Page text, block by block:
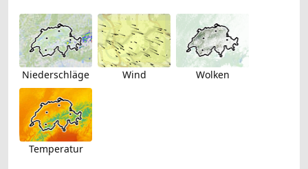
Niederschläge Wind Wolken
Temperatur